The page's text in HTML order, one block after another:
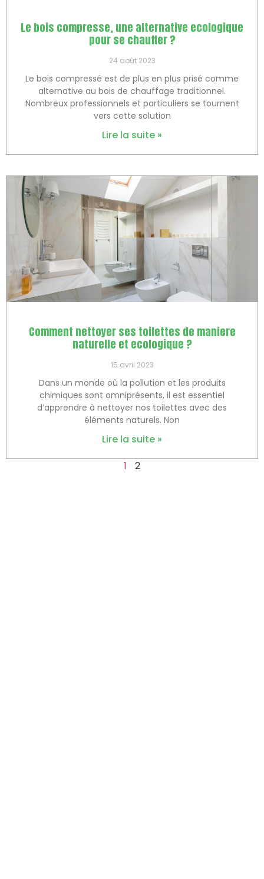
Le bois compresse, une alternative ecologique
pour se chauffer ?
24 août 2023
Le bois compressé est de plus en plus prisé comme
alternative au bois de chauffage traditionnel.
Nombreux professionnels et particuliers se tournent
vers cette solution
Lire la suite »
Comment nettoyer ses toilettes de maniere
naturelle et ecologique ?
15 avril 2023
Dans un monde où la pollution et les produits
chimiques sont omniprésents, il est essentiel
d’apprendre à nettoyer nos toilettes avec des
éléments naturels. Non
Lire la suite »
1
2